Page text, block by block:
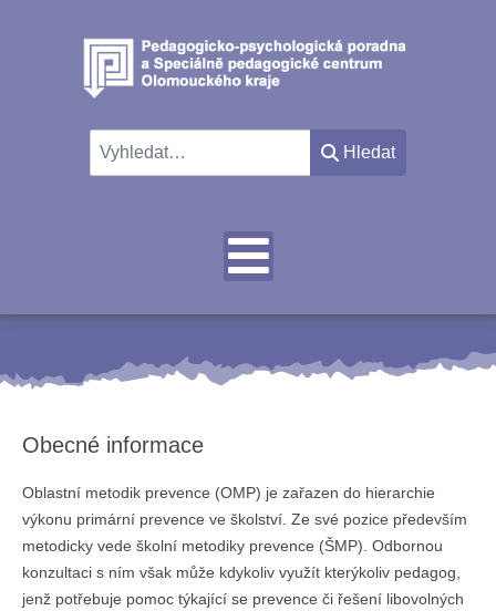
Hledat
Obecné informace
Oblastní metodik prevence (OMP) je zařazen do hierarchie
výkonu primární prevence ve školství. Ze své pozice především
metodicky vede školní metodiky prevence (ŠMP). Odbornou
konzultaci s ním však může kdykoliv využít kterýkoliv pedagog,
jenž potřebuje pomoc týkající se prevence či řešení libovolných